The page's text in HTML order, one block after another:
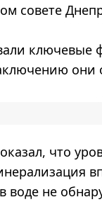
совете
ключевые
они
что
воде не